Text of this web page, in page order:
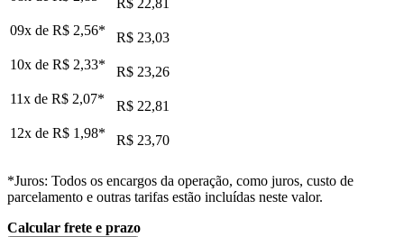
09x de R$ 2,56*
R$ 23,03
10x de R$ 2,33*
R$ 23,26
11x de R$ 2,07*
R$ 22,81
12x de R$ 1,98* R$ 23,70
*Juros: Todos os encargos da operação, como juros, custo de
parcelamento e outras tarifas estão incluídas neste valor.
Calcular frete e prazo